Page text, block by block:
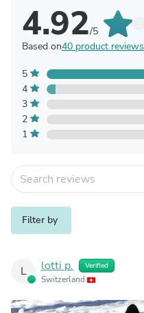
4.92/5
Based on40 product reviews
5
4
3
2
1
Filter by
L lotti p. Verified
Switzerland